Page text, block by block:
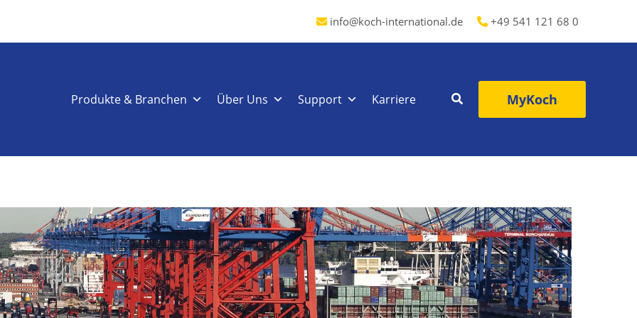
info@koch-international.de +49 541 121 68 0
Produkte & Branchen Über Uns Support Karriere MyKoch